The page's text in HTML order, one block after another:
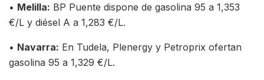
• Melilla: BP Puente dispone de gasolina 95 a 1,353
€/L y diésel A a 1,283 €/L.
• Navarra: En Tudela, Plenergy y Petroprix ofertan
gasolina 95 a 1,329 €/L.